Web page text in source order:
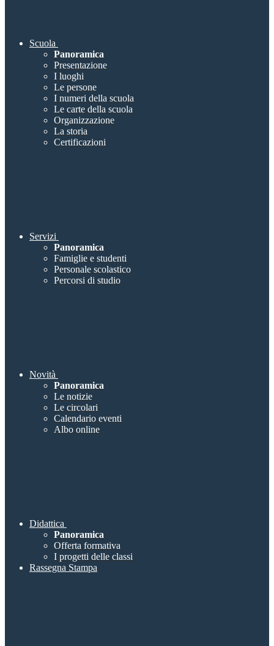
Scuola
Panoramica
Presentazione
I luoghi
Le persone
I numeri della scuola
Le carte della scuola
Organizzazione
La storia
Certificazioni
Servizi
Panoramica
Famiglie e studenti
Personale scolastico
Percorsi di studio
Novità
Panoramica
Le notizie
Le circolari
Calendario eventi
Albo online
Didattica
Panoramica
Offerta formativa
I progetti delle classi
Rassegna Stampa